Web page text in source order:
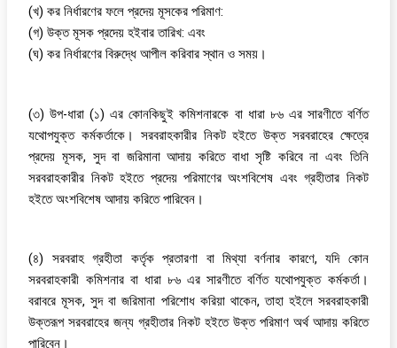
(খ) কর নির্ধারণের ফলে প্রদেয় মূসকের পরিমাণ:
(গ) উক্ত মূসক প্রদেয় হইবার তারিখ: এবং
(ঘ) কর নির্ধারণের বিরুদ্ধে আপীল করিবার স্থান ও সময়।
(৩) উপ-ধারা (১) এর কোনকিছুই কমিশনারকে বা ধারা ৮৬ এর সারণীতে বর্ণিত
যথোপযুক্ত কর্মকর্তাকে। সরবরাহকারীর নিকট হইতে উক্ত সরবরাহের ক্ষেত্রে
প্রদেয় মূসক, সুদ বা জরিমানা আদায় করিতে বাধা সৃষ্টি করিবে না এবং তিনি
সরবরাহকারীর নিকট হইতে প্রদেয় পরিমাণের অংশবিশেষ এবং গ্রহীতার নিকট
হইতে অংশবিশেষ আদায় করিতে পারিবেন।
(৪) সরবরাহ গ্রহীতা কর্তৃক প্রতারণা বা মিথ্যা বর্ণনার কারণে, যদি কোন
সরবরাহকারী কমিশনার বা ধারা ৮৬ এর সারণীতে বর্ণিত যথোপযুক্ত কর্মকর্তা।
বরাবরে মূসক, সুদ বা জরিমানা পরিশোধ করিয়া থাকেন, তাহা হইলে সরবরাহকারী
উক্তরূপ সরবরাহের জন্য গ্রহীতার নিকট হইতে উক্ত পরিমাণ অর্থ আদায় করিতে
পারিবেন।